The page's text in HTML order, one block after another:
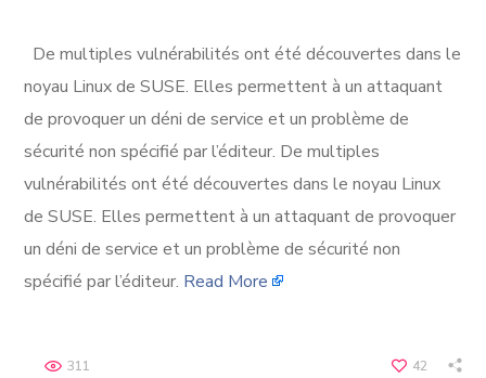
De multiples vulnérabilités ont été découvertes dans le
noyau Linux de SUSE. Elles permettent à un attaquant
de provoquer un déni de service et un problème de
sécurité non spécifié par l’éditeur. De multiples
vulnérabilités ont été découvertes dans le noyau Linux
de SUSE. Elles permettent à un attaquant de provoquer
un déni de service et un problème de sécurité non
spécifié par l’éditeur. Read More
42
311